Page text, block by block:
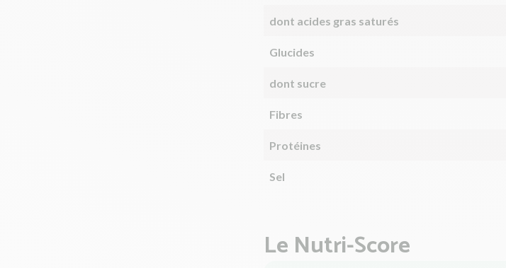
dont acides gras saturés
Glucides
dont sucre
Fibres
Protéines
Sel
Le Nutri-Score